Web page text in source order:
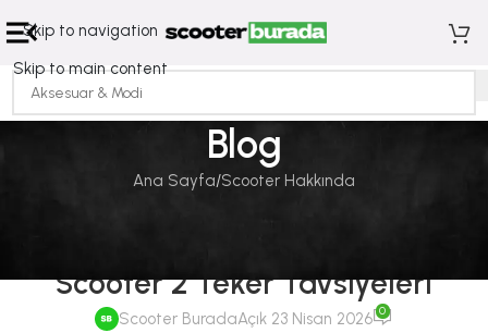
Skip to navigation
Skip to main content
Blog
Ana Sayfa Scooter Hakkında
Scooter 2 Teker Tavsiyeleri
Scooter BuradaAçık 23 Nisan 2026 0